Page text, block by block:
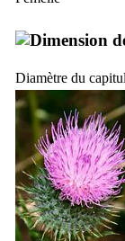
Diamètre du